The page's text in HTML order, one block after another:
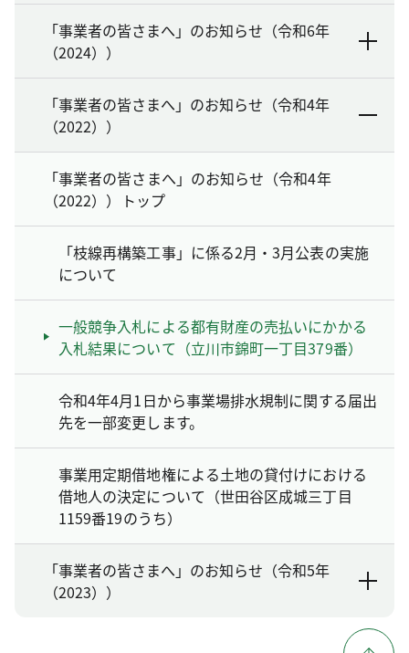
「事業者の皆さまへ」のお知らせ（令和6年
（2024））
「事業者の皆さまへ」のお知らせ（令和4年
（2022））
「事業者の皆さまへ」のお知らせ（令和4年
（2022））トップ
「枝線再構築工事」に係る2月・3月公表の実施
について
一般競争入札による都有財産の売払いにかかる
入札結果について（立川市錦町一丁目379番）
令和4年4月1日から事業場排水規制に関する届出
先を一部変更します。
事業用定期借地権による土地の貸付けにおける
借地人の決定について（世田谷区成城三丁目
1159番19のうち）
「事業者の皆さまへ」のお知らせ（令和5年
（2023））